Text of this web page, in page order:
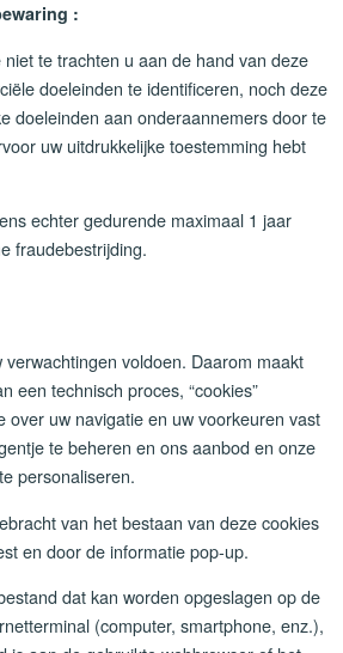
:
te trachten u aan de hand van deze
doeleinden te identificeren, noch deze
doeleinden aan onderaannemers door te
uw uitdrukkelijke toestemming hebt
echter gedurende maximaal 1 jaar
fraudebestrijding.
voldoen. Daarom maakt
een technisch proces, “cookies”
over uw navigatie en uw voorkeuren vast
te beheren en ons aanbod en onze
personaliseren.
van het bestaan van deze cookies
en door de informatie pop-up.
dat kan worden opgeslagen op de
(computer, smartphone, enz.),